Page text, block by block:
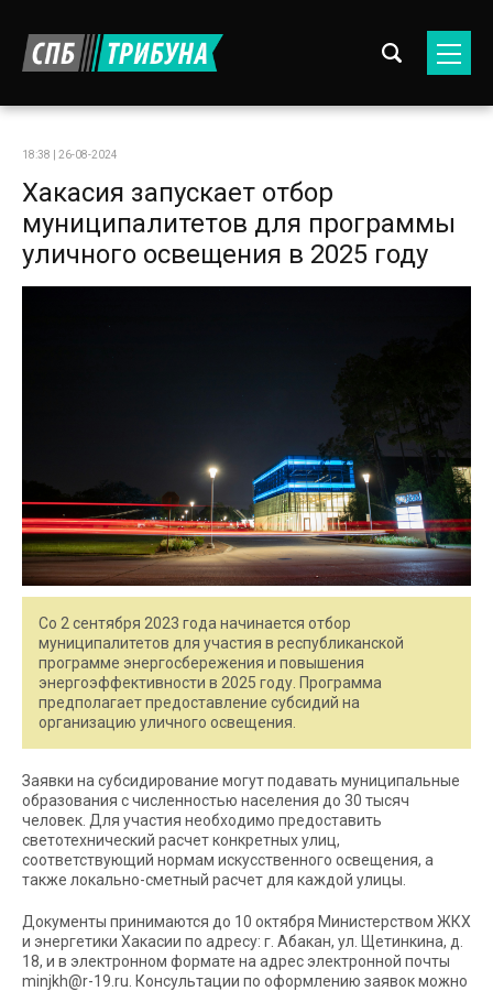
18:38 | 26-08-2024
Хакасия запускает отбор
муниципалитетов для программы
уличного освещения в 2025 году
Со 2 сентября 2023 года начинается отбор
муниципалитетов для участия в республиканской
программе энергосбережения и повышения
энергоэффективности в 2025 году. Программа
предполагает предоставление субсидий на
организацию уличного освещения.
Заявки на субсидирование могут подавать муниципальные
образования с численностью населения до 30 тысяч
человек. Для участия необходимо предоставить
светотехнический расчет конкретных улиц,
соответствующий нормам искусственного освещения, а
также локально-сметный расчет для каждой улицы.
Документы принимаются до 10 октября Министерством ЖКХ
и энергетики Хакасии по адресу: г. Абакан, ул. Щетинкина, д.
18, и в электронном формате на адрес электронной почты
minjkh@r-19.ru. Консультации по оформлению заявок можно